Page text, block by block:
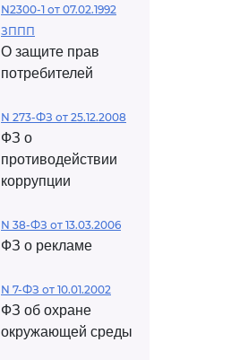
N2300-1 от 07.02.1992
ЗППП
О защите прав
потребителей
N 273-ФЗ от 25.12.2008
ФЗ о
противодействии
коррупции
N 38-ФЗ от 13.03.2006
ФЗ о рекламе
N 7-ФЗ от 10.01.2002
ФЗ об охране
окружающей среды